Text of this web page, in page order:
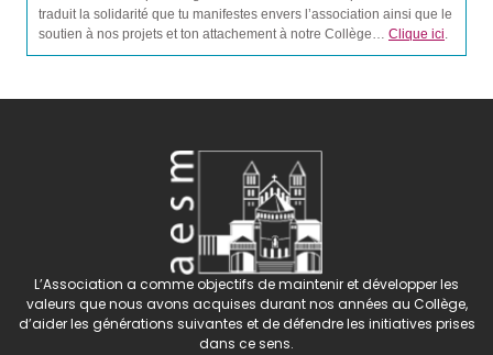
traduit la solidarité que tu manifestes envers l’association ainsi que le
soutien à nos projets et ton attachement à notre Collège… Clique ici
L’Association a comme objectifs de maintenir et développer les
valeurs que nous avons acquises durant nos années au Collège,
d’aider les générations suivantes et de défendre les initiatives prises
dans ce sens.